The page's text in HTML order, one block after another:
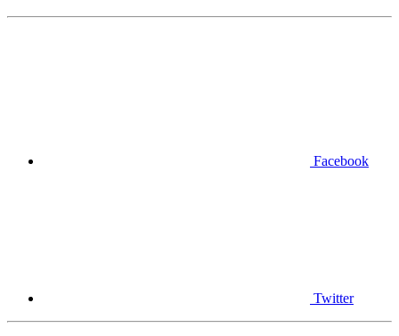
Facebook
Twitter